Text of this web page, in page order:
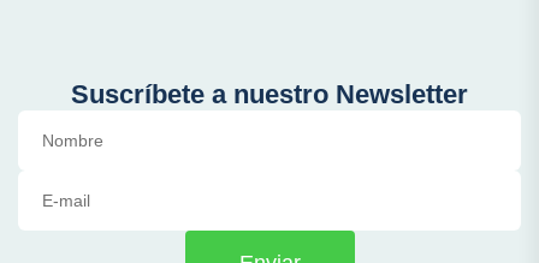
Suscríbete a nuestro Newsletter